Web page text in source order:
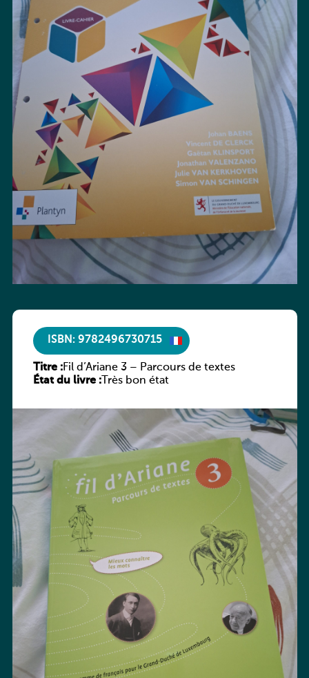
ISBN: 9782496730715
Titre :Fil d’Ariane 3 – Parcours de textes
État du livre :Très bon état